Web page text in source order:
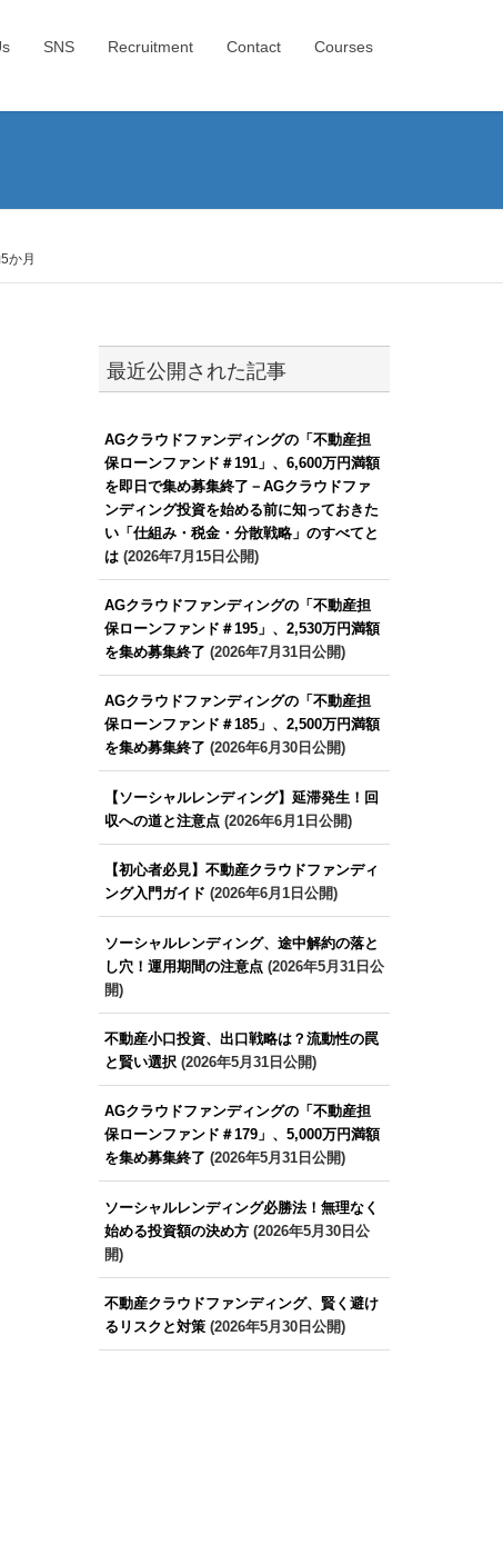
SNS Recruitment Contact Courses
か月
最近公開された記事
AGクラウドファンディングの「不動産担
保ローンファンド＃191」、6,600万円満額
を即日で集め募集終了－AGクラウドファ
ンディング投資を始める前に知っておきた
い「仕組み・税金・分散戦略」のすべてと
は(2026年7月15日公開)
AGクラウドファンディングの「不動産担
保ローンファンド＃195」、2,530万円満額
を集め募集終了 (2026年7月31日公開)
AGクラウドファンディングの「不動産担
保ローンファンド＃185」、2,500万円満額
を集め募集終了 (2026年6月30日公開)
【ソーシャルレンディング】延滞発生！回
収への道と注意点(2026年6月1日公開)
【初心者必見】不動産クラウドファンディ
ング入門ガイド (2026年6月1日公開)
ソーシャルレンディング、途中解約の落と
し穴！運用期間の注意点(2026年5月31日公
開)
不動産小口投資、出口戦略は？流動性の罠
と賢い選択(2026年5月31日公開)
AGクラウドファンディングの「不動産担
保ローンファンド＃179」、5,000万円満額
を集め募集終了 (2026年5月31日公開)
ソーシャルレンディング必勝法！無理なく
始める投資額の決め方(2026年5月30日公
開)
不動産クラウドファンディング、賢く避け
るリスクと対策(2026年5月30日公開)